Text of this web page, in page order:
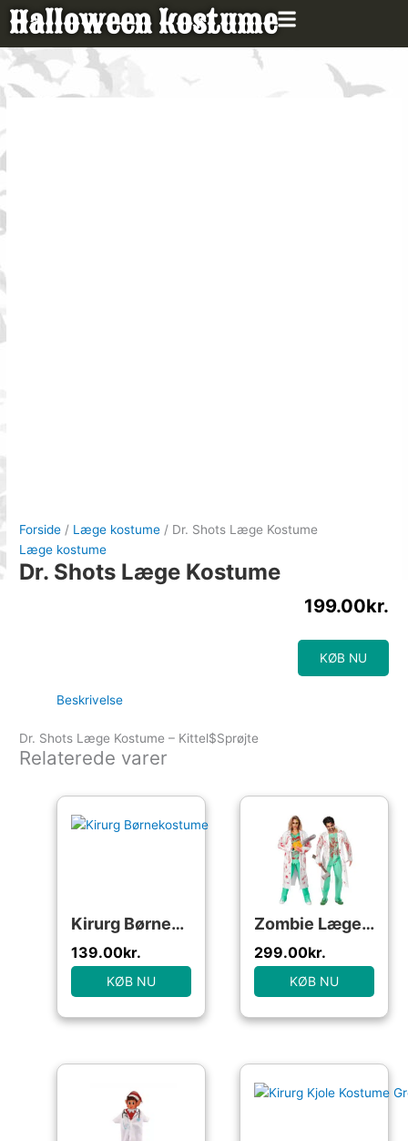
Gå
indholdet
Halloween kostume
Forside / Læge kostume / Dr. Shots Læge Kostume
Læge kostume
Dr. Shots Læge Kostume
199.00kr.
KØB NU
Beskrivelse
Dr. Shots Læge Kostume – Kittel$Sprøjte
Relaterede varer
Kirurg Børnekostume
139.00kr.
KØB NU
Zombie Læge Kostume
299.00kr.
KØB NU